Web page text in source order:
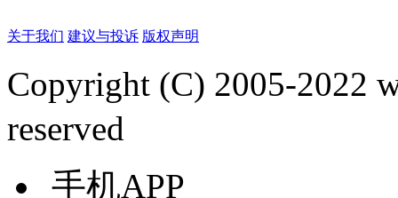
关于我们 建议与投诉 版权声明
Copyright (C) 2005-2022
reserved
手机APP